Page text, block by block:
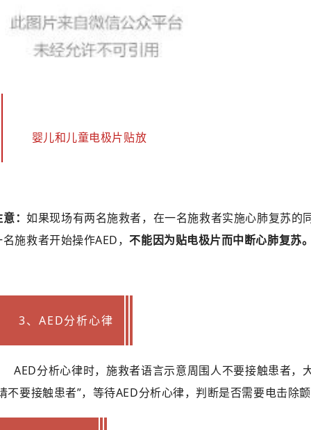
婴儿和儿童电极片贴放
意：如果现场有两名施救者，在一名施救者实施心肺复苏的
名施救者开始操作AED，不能因为贴电极片而中断心肺复苏
3、AED分析心律
AED分析心律时，施救者语言示意周围人不要接触患者，
不要接触患者”，等待AED分析心律，判断是否需要电击除